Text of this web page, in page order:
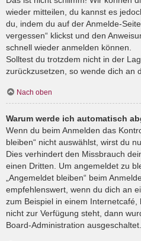
wieder mitteilen, du kannst es
du, indem du auf der Anmelde-
vergessen“ klickst und den
schnell wieder anmelden können.
Solltest du trotzdem nicht in der
zurückzusetzen, so wende dich an
Nach oben
Warum werde ich automatisch
Wenn du beim Anmelden das
bleiben“ nicht auswählst, wirst du
Dies verhindert den Missbrauch
einen Dritten. Um angemeldet zu
„Angemeldet bleiben“ beim
empfehlenswert, wenn du dich an
zum Beispiel in einem
nicht zur Verfügung steht, dann
Board-Administration ausgeschaltet.